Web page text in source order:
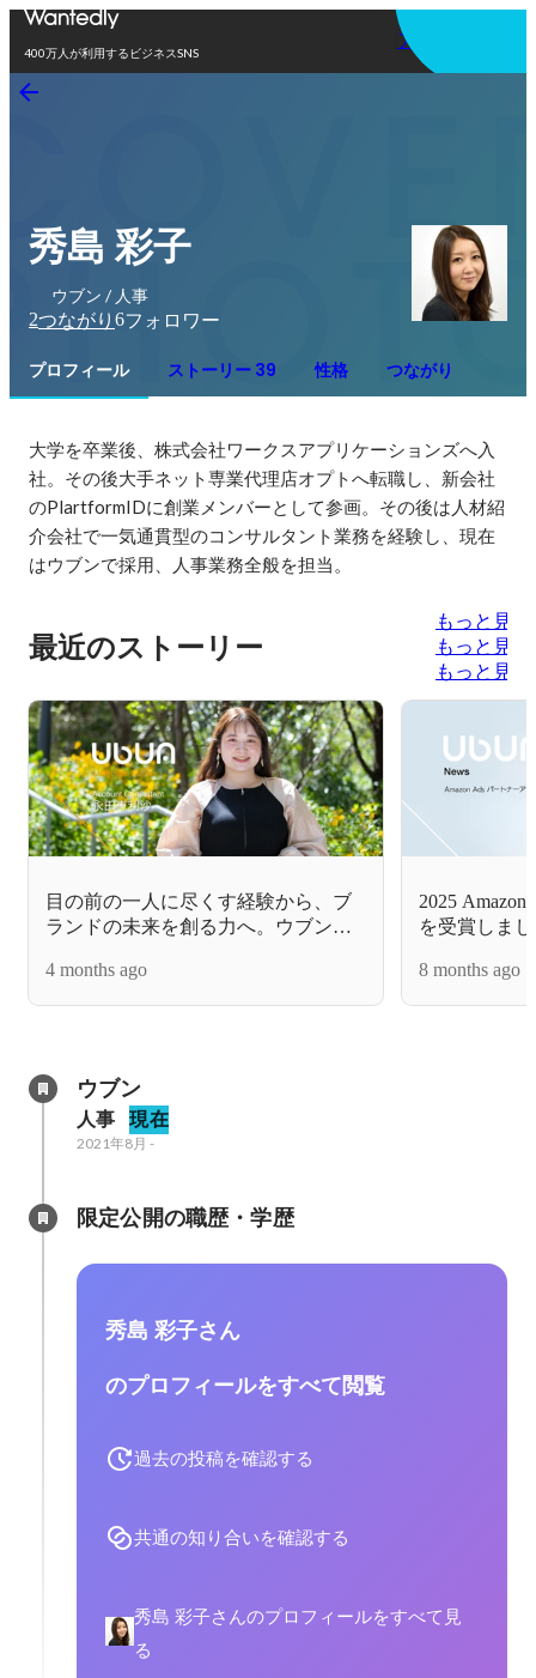
400万人が利用するビジネスSNS
アプリを使う
秀島 彩子
ウブン / 人事
2つながり 6フォロワー
プロフィール ストーリー 39 性格 つながり
大学を卒業後、株式会社ワークスアプリケーションズへ入
社。その後⼤手ネット専業代理店オプトへ転職し、新会社
のPlartformIDに創業メンバーとして参画。その後は人材紹
介会社で一気通貫型のコンサルタント業務を経験し、現在
はウブンで採用、人事業務全般を担当。
最近のストーリー
もっと見る
もっと見る
もっと見る
目の前の一人に尽くす経験から、ブ
ランドの未来を創る力へ。ウブンで
4 months ago
2025
を受賞しま
8 months ago
ウブン
人事 現在
2021年8月 -
限定公開の職歴・学歴
秀島 彩子さん
のプロフィールをすべて閲覧
過去の投稿を確認する
共通の知り合いを確認する
秀島 彩子さんのプロフィールをすべて見
る